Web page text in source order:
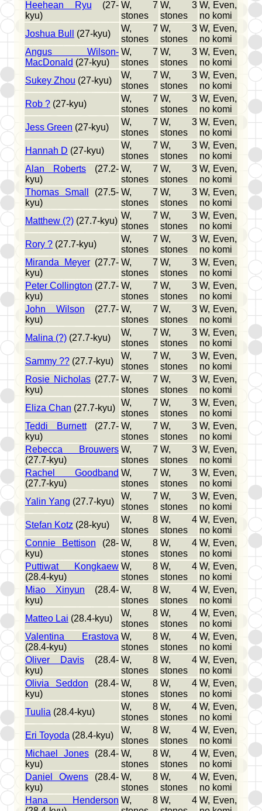
Heehean Ryu (27-
kyu)
W, 7
stones
W, 3
stones
W, Even,
no komi
Joshua Bull
(27-kyu)
W, 7
stones
W, 3
stones
W, Even,
no komi
Angus Wilson-
MacDonald (27-kyu)
W, 7
stones
W, 3
stones
W, Even,
no komi
Sukey Zhou (27-kyu)
W, 7
stones
W, 3
stones
W, Even,
no komi
Rob ? (27-kyu)
W, 7
stones
W, 3
stones
W, Even,
no komi
Jess Green (27-kyu)
W, 7
stones
W, 3
stones
W, Even,
no komi
Hannah D (27-kyu)
W, 7
stones
W, 3
stones
W, Even,
no komi
Alan Roberts (27.2-
kyu)
W, 7
stones
W, 3
stones
W, Even,
no komi
Thomas Small
(27.5-
kyu)
W, 7
stones
W, 3
stones
W, Even,
no komi
Matthew (?) (27.7-kyu)
W, 7
stones
W, 3
stones
W, Even,
no komi
Rory ? (27.7-kyu)
W, 7
stones
W, 3
stones
W, Even,
no komi
Miranda Meyer(27.7-
kyu)
W, 7
stones
W, 3
stones
W, Even,
no komi
Peter Collington (27.7-
kyu)
W, 7
stones
W, 3
stones
W, Even,
no komi
John Wilson (27.7-
kyu)
W, 7
stones
W, 3
stones
W, Even,
no komi
Malina (?) (27.7-kyu)
W, 7
stones
W, 3
stones
W, Even,
no komi
Sammy ?? (27.7-kyu)
W, 7
stones
W, 3
stones
W, Even,
no komi
Rosie Nicholas (27.7-
kyu)
W, 7
stones
W, 3
stones
W, Even,
no komi
Eliza Chan (27.7-kyu)
W, 7
stones
W, 3
stones
W, Even,
no komi
Teddi Burnett(27.7-
kyu)
W, 7
stones
W, 3
stones
W, Even,
no komi
Rebecca Brouwers
(27.7-kyu)
W, 7
stones
W, 3
stones
W, Even,
no komi
Rachel Goodband
(27.7-kyu)
W, 7
stones
W, 3
stones
W, Even,
no komi
Yalin Yang (27.7-kyu)
W, 7
stones
W, 3
stones
W, Even,
no komi
Stefan Kotz (28-kyu)
W, 8
stones
W, 4
stones
W, Even,
no komi
Connie Bettison (28-
kyu)
W, 8
stones
W, 4
stones
W, Even,
no komi
Puttiwat Kongkaew
(28.4-kyu)
W, 8
stones
W, 4
stones
W, Even,
no komi
Miao Xinyun (28.4-
kyu)
W, 8
stones
W, 4
stones
W, Even,
no komi
Matteo Lai (28.4-kyu)
W, 8
stones
W, 4
stones
W, Even,
no komi
Valentina Erastova
(28.4-kyu)
W, 8
stones
W, 4
stones
W, Even,
no komi
Oliver Davis (28.4-
kyu)
W, 8
stones
W, 4
stones
W, Even,
no komi
Olivia Seddon (28.4-
kyu)
W, 8
stones
W, 4
stones
W, Even,
no komi
Tuulia (28.4-kyu)
W, 8
stones
W, 4
stones
W, Even,
no komi
Eri Toyoda (28.4-kyu)
W, 8
stones
W, 4
stones
W, Even,
no komi
Michael Jones (28.4-
kyu)
W, 8
stones
W, 4
stones
W, Even,
no komi
Daniel Owens (28.4-
kyu)
W, 8
stones
W, 4
stones
W, Even,
no komi
Hana Henderson W, 8 W, 4 W, Even,